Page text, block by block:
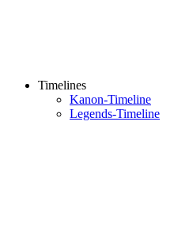
Timelines
Kanon-Timeline
Legends-Timeline